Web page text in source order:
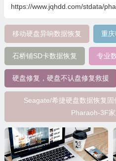
https://www.jqhdd.com/stdata/
移动硬盘异响数据恢复 重
石桥铺SD卡数据恢复 专业
硬盘修复，硬盘不认盘修复救援
Seagate/希捷硬盘数据恢复固
Pharaoh-3F